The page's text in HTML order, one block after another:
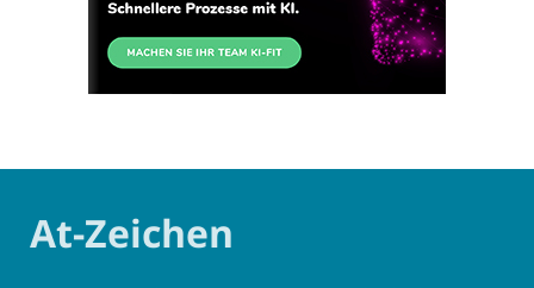
At-Zeichen